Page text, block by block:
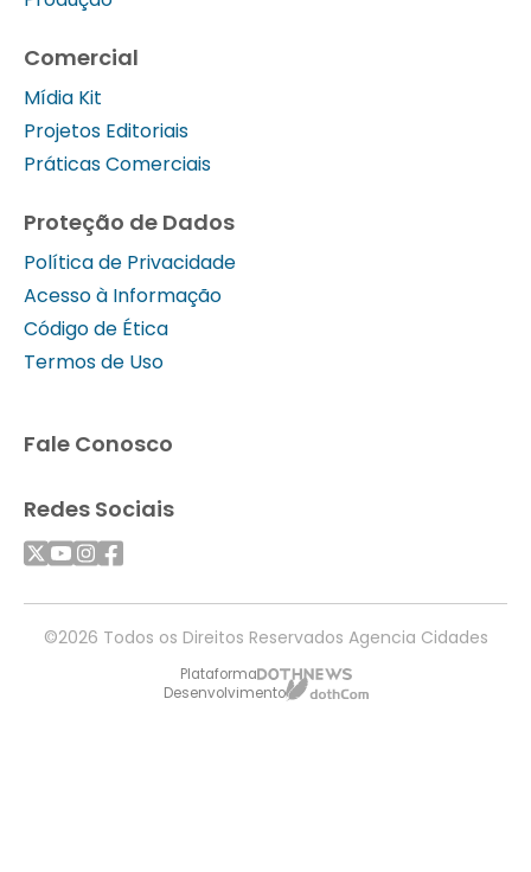
Comercial
Mídia Kit
Projetos Editoriais
Práticas Comerciais
Proteção de Dados
Política de Privacidade
Acesso à Informação
Código de Ética
Termos de Uso
Fale Conosco
Redes Sociais
©2026 Todos os Direitos Reservados Agencia Cidades
Plataforma
Desenvolvimento